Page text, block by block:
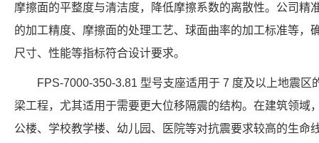
摩擦面的平整度与清洁度，降低摩擦系数的离散性。公司精
的加工精度、摩擦面的处理工艺、球面曲率的加工标准等，
尺寸、性能等指标符合设计要求。
FPS-7000-350-3.81 型号支座适用于 7 度及以上地震区
梁工程，尤其适用于需要更大位移隔震的结构。在建筑领域
公楼、学校教学楼、幼儿园、医院等对抗震要求较高的生命